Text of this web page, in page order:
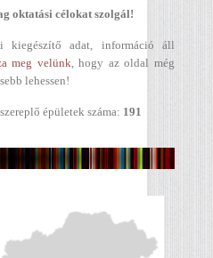
oktatási célokat szolgál!
kiegészítő adat, információ áll
meg velünk , hogy az oldal még
lehessen!
épületek száma: 191